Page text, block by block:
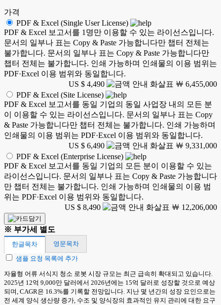
가격
PDF & Excel (Single User License)
PDF & Excel 보고서를 1명만 이용할 수 있는 라이선스입니다.
문서의 일부나 표는 Copy & Paste 가능합니다만 챕터 전체는
불가합니다. 문서의 일부나 표는 Copy & Paste 가능합니다만
챕터 전체는 불가합니다. 인쇄 가능하며 인쇄물의 이용 범위는
PDF·Excel 이용 범위와 동일합니다.
US $ 4,490
￦ 6,455,000
PDF & Excel (Site License)
PDF & Excel 보고서를 동일 기업의 동일 사업장 내의 모든 분
이 이용할 수 있는 라이선스입니다. 문서의 일부나 표는 Copy
& Paste 가능합니다만 챕터 전체는 불가합니다. 인쇄 가능하며
인쇄물의 이용 범위는 PDF·Excel 이용 범위와 동일합니다.
US $ 6,490
￦ 9,331,000
PDF & Excel (Enterprise License)
PDF & Excel 보고서를 동일 기업의 모든 분이 이용할 수 있는
라이선스입니다. 문서의 일부나 표는 Copy & Paste 가능합니다
만 챕터 전체는 불가합니다. 인쇄 가능하며 인쇄물의 이용 범
위는 PDF·Excel 이용 범위와 동일합니다.
US $ 8,490
￦ 12,206,000
※ 부가세 별도
한글목차
영문목차
샘플 요청 목록에 추가
자율형 어류 서식지 청소 로봇 시장 규모는 최근 급속히 확대되고 있습니다.
2025년 12억 9,000만 달러에서 2026년에는 15억 달러로 성장할 것으로 예상
되며, CAGR은 16.3%를 기록할 전망입니다. 지난 몇 년간의 성장 요인으로는
전 세계 양식 생산량 증가, 수조 및 양식장의 효과적인 유지 관리에 대한 요구